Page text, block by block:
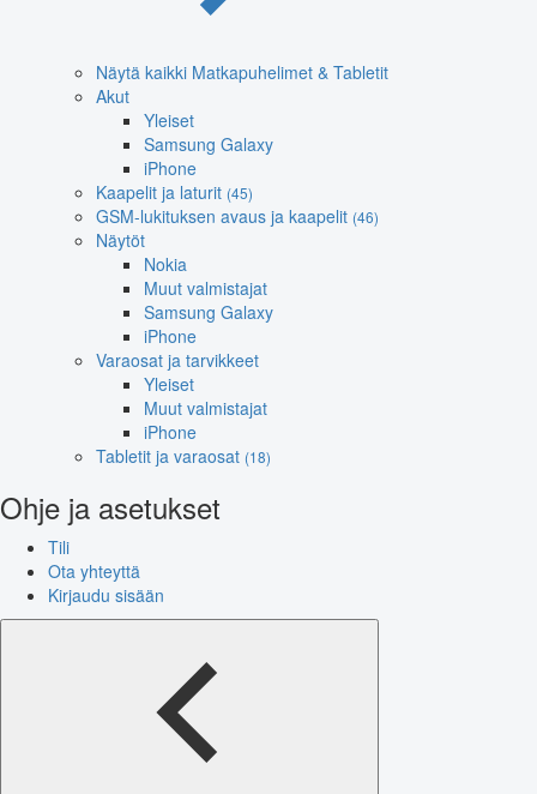
Näytä kaikki Matkapuhelimet & Tabletit
Akut
Yleiset
Samsung Galaxy
iPhone
Kaapelit ja laturit (45)
GSM-lukituksen avaus ja kaapelit (46)
Näytöt
Nokia
Muut valmistajat
Samsung Galaxy
iPhone
Varaosat ja tarvikkeet
Yleiset
Muut valmistajat
iPhone
Tabletit ja varaosat (18)
Ohje ja asetukset
Tili
Ota yhteyttä
Kirjaudu sisään